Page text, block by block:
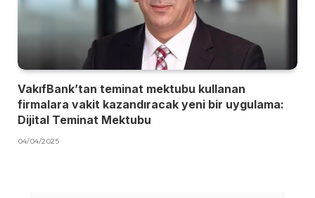
VakıfBank’tan teminat mektubu kullanan
firmalara vakit kazandıracak yeni bir uygulama:
Dijital Teminat Mektubu
04/04/2025